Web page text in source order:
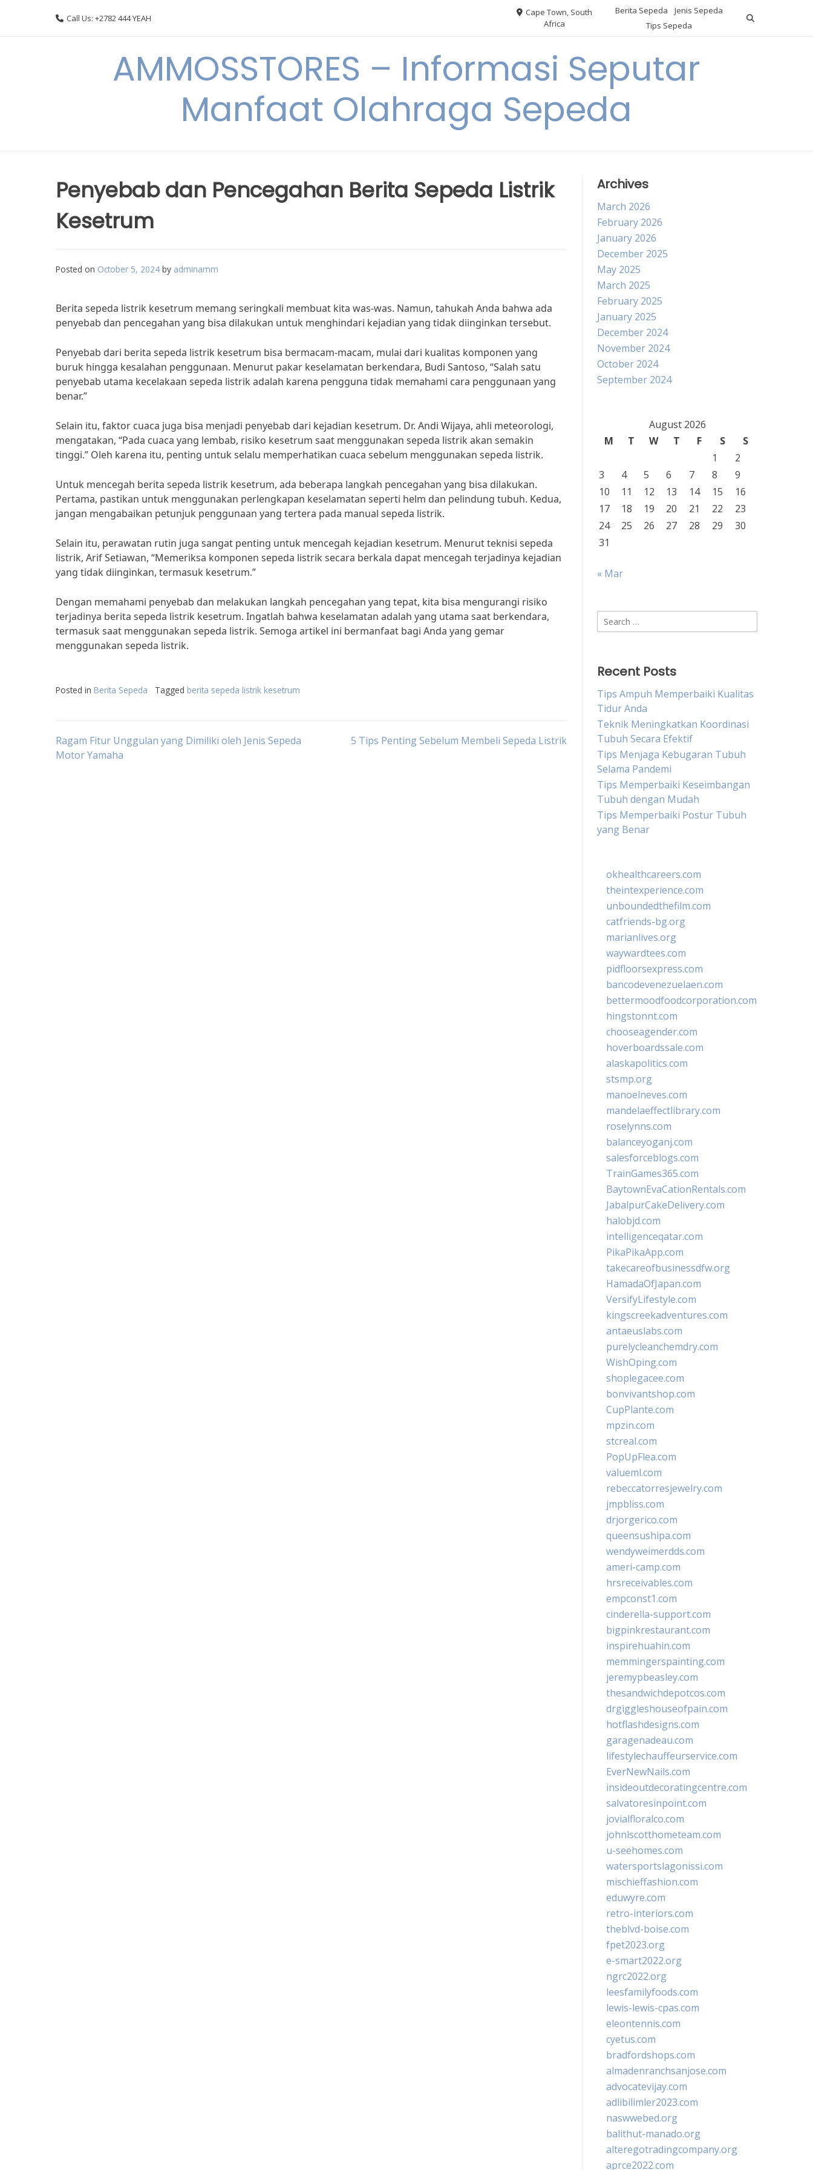
Call Us: +2782 444 YEAH
Cape Town, South
Africa
Berita Sepeda
Jenis Sepeda
Tips Sepeda
AMMOSSTORES – Informasi Seputar
Manfaat Olahraga Sepeda
Penyebab dan Pencegahan Berita Sepeda Listrik
Kesetrum
Posted on October 5, 2024 by adminamm
Berita sepeda listrik kesetrum memang seringkali membuat kita was-was. Namun, tahukah Anda bahwa ada
penyebab dan pencegahan yang bisa dilakukan untuk menghindari kejadian yang tidak diinginkan tersebut.
Penyebab dari berita sepeda listrik kesetrum bisa bermacam-macam, mulai dari kualitas komponen yang
buruk hingga kesalahan penggunaan. Menurut pakar keselamatan berkendara, Budi Santoso, “Salah satu
penyebab utama kecelakaan sepeda listrik adalah karena pengguna tidak memahami cara penggunaan yang
benar.”
Selain itu, faktor cuaca juga bisa menjadi penyebab dari kejadian kesetrum. Dr. Andi Wijaya, ahli meteorologi,
mengatakan, “Pada cuaca yang lembab, risiko kesetrum saat menggunakan sepeda listrik akan semakin
tinggi.” Oleh karena itu, penting untuk selalu memperhatikan cuaca sebelum menggunakan sepeda listrik.
Untuk mencegah berita sepeda listrik kesetrum, ada beberapa langkah pencegahan yang bisa dilakukan.
Pertama, pastikan untuk menggunakan perlengkapan keselamatan seperti helm dan pelindung tubuh. Kedua,
jangan mengabaikan petunjuk penggunaan yang tertera pada manual sepeda listrik.
Selain itu, perawatan rutin juga sangat penting untuk mencegah kejadian kesetrum. Menurut teknisi sepeda
listrik, Arif Setiawan, “Memeriksa komponen sepeda listrik secara berkala dapat mencegah terjadinya kejadian
yang tidak diinginkan, termasuk kesetrum.”
Dengan memahami penyebab dan melakukan langkah pencegahan yang tepat, kita bisa mengurangi risiko
terjadinya berita sepeda listrik kesetrum. Ingatlah bahwa keselamatan adalah yang utama saat berkendara,
termasuk saat menggunakan sepeda listrik. Semoga artikel ini bermanfaat bagi Anda yang gemar
menggunakan sepeda listrik.
Posted in Berita Sepeda Tagged berita sepeda listrik kesetrum
Post
Ragam Fitur Unggulan yang Dimiliki oleh Jenis Sepeda
Motor Yamaha
5 Tips Penting Sebelum Membeli Sepeda Listrik
Archives
March 2026
February 2026
January 2026
December 2025
May 2025
March 2025
February 2025
January 2025
December 2024
November 2024
October 2024
September 2024
August 2026
M
T W T F S
S
1
2
3
4 5 6 7 8
9
10
11 12 13 14 15
16
17
18 19 20 21 22
23
24
25 26 27 28 29
30
31
« Mar
Search
for:
Recent Posts
Tips Ampuh Memperbaiki Kualitas
Tidur Anda
Teknik Meningkatkan Koordinasi
Tubuh Secara Efektif
Tips Menjaga Kebugaran Tubuh
Selama Pandemi
Tips Memperbaiki Keseimbangan
Tubuh dengan Mudah
Tips Memperbaiki Postur Tubuh
yang Benar
okhealthcareers.com
theintexperience.com
unboundedthefilm.com
catfriends-bg.org
marianlives.org
waywardtees.com
pidfloorsexpress.com
bancodevenezuelaen.com
bettermoodfoodcorporation.com
hingstonnt.com
chooseagender.com
hoverboardssale.com
alaskapolitics.com
stsmp.org
manoelneves.com
mandelaeffectlibrary.com
roselynns.com
balanceyoganj.com
salesforceblogs.com
TrainGames365.com
BaytownEvaCationRentals.com
JabalpurCakeDelivery.com
halobjd.com
intelligenceqatar.com
PikaPikaApp.com
takecareofbusinessdfw.org
HamadaOfJapan.com
VersifyLifestyle.com
kingscreekadventures.com
antaeuslabs.com
purelycleanchemdry.com
WishOping.com
shoplegacee.com
bonvivantshop.com
CupPlante.com
mpzin.com
stcreal.com
PopUpFlea.com
valueml.com
rebeccatorresjewelry.com
jmpbliss.com
drjorgerico.com
queensushipa.com
wendyweimerdds.com
ameri-camp.com
hrsreceivables.com
empconst1.com
cinderella-support.com
bigpinkrestaurant.com
inspirehuahin.com
memmingerspainting.com
jeremypbeasley.com
thesandwichdepotcos.com
drgiggleshouseofpain.com
hotflashdesigns.com
garagenadeau.com
lifestylechauffeurservice.com
EverNewNails.com
insideoutdecoratingcentre.com
salvatoresinpoint.com
jovialfloralco.com
johnlscotthometeam.com
u-seehomes.com
watersportslagonissi.com
mischieffashion.com
eduwyre.com
retro-interiors.com
theblvd-boise.com
fpet2023.org
e-smart2022.org
ngrc2022.org
leesfamilyfoods.com
lewis-lewis-cpas.com
eleontennis.com
cyetus.com
bradfordshops.com
almadenranchsanjose.com
advocatevijay.com
adlibilimler2023.com
naswwebed.org
balithut-manado.org
alteregotradingcompany.org
aprce2022.com